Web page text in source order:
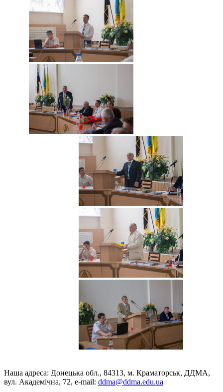
Наша адреса: Донецька обл., 84313, м. Краматорськ, ДДМА,
вул. Академічна, 72, е-mail: ddma@ddma.edu.ua